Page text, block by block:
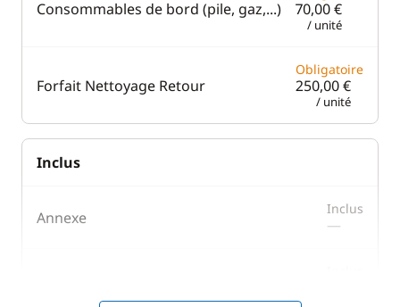
Consommables de bord (pile, gaz,...) 70,00 €
/ unité
Forfait Nettoyage Retour
Obligatoire
250,00 €
/ unité
Inclus
Annexe Inclus
—